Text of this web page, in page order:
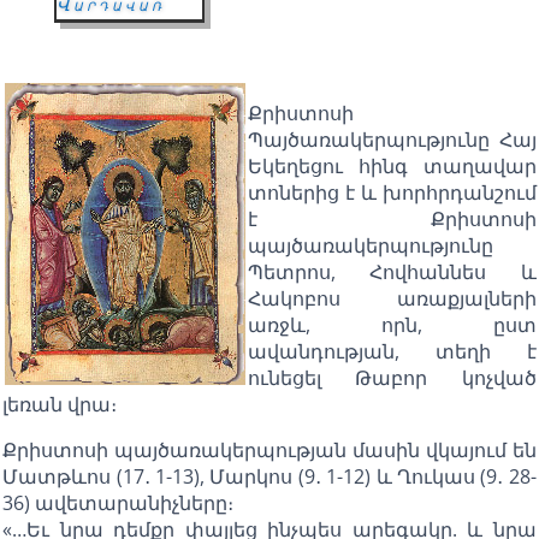
Քրիստոսի
Պայծառակերպությունը Հայ
Եկեղեցու հինգ տաղավար
տոներից է և խորհրդանշում
է Քրիստոսի
պայծառակերպությունը
Պետրոս, Հովհաննես և
Հակոբոս առաքյալների
առջև, որն, ըստ
ավանդության, տեղի է
ունեցել Թաբոր կոչված
լեռան վրա։
Քրիստոսի պայծառակերպության մասին վկայում են
Մատթևոս (17․ 1-13), Մարկոս (9․ 1-12) և Ղուկաս (9․ 28-
36) ավետարանիչները։
«…Եւ նրա դեմքը փայլեց ինչպես արեգակը. և նրա